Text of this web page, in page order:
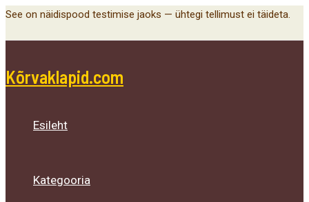
Skip
See on näidispood testimise jaoks — ühtegi tellimust ei täideta.
Kõrvaklapid.com
Esileht
Kategooria
Menu
Toggle
Menu
Toggle
Menu
Toggle
Main
Menu